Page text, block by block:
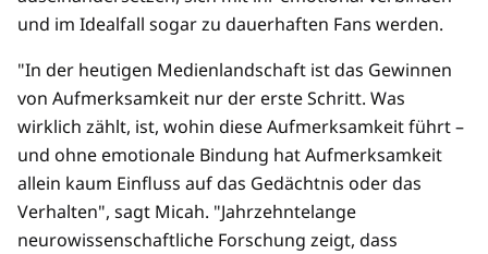
und im Idealfall sogar zu dauerhaften Fans werden.
"In der heutigen Medienlandschaft ist das Gewinnen
von Aufmerksamkeit nur der erste Schritt. Was
wirklich zählt, ist, wohin diese Aufmerksamkeit führt –
und ohne emotionale Bindung hat Aufmerksamkeit
allein kaum Einfluss auf das Gedächtnis oder das
Verhalten", sagt Micah. "Jahrzehntelange
neurowissenschaftliche Forschung zeigt, dass